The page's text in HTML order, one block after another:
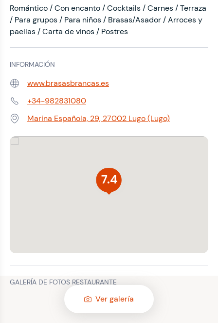
Romántico / Con encanto / Cocktails / Carnes / Terraza
/ Para grupos / Para niños / Brasas/Asador / Arroces y
paellas / Carta de vinos / Postres
INFORMACIÓN
Web: www.brasasbrancas.es
Teléfono:+34-982831080
Dirección:Marina Española, 29, 27002 Lugo (Lugo)
7.4
GALERÍA DE FOTOS RESTAURANTE
Ver galería